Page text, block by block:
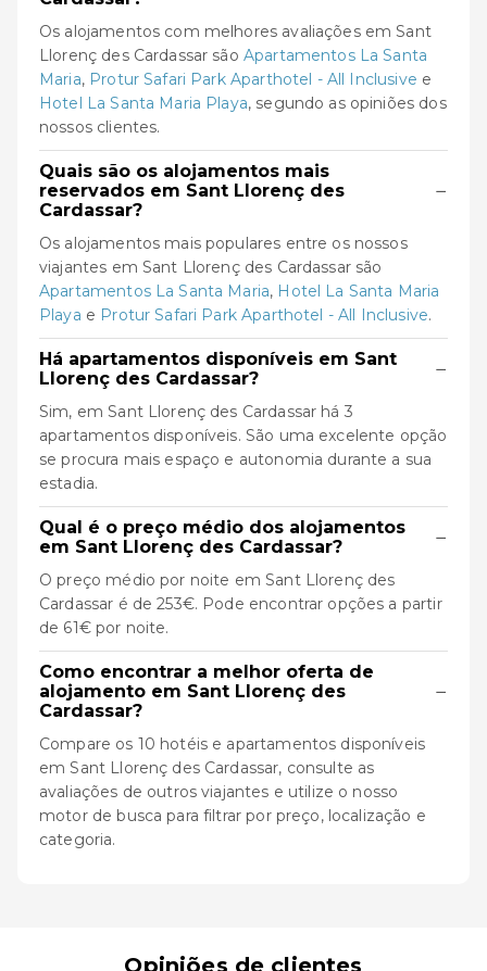
Os alojamentos com melhores avaliações em Sant
Llorenç des Cardassar são Apartamentos La Santa
Maria, Protur Safari Park Aparthotel - All Inclusive e
Hotel La Santa Maria Playa, segundo as opiniões dos
nossos clientes.
Quais são os alojamentos mais
reservados em Sant Llorenç des
Cardassar?
−
Os alojamentos mais populares entre os nossos
viajantes em Sant Llorenç des Cardassar são
Apartamentos La Santa Maria, Hotel La Santa Maria
Playa e Protur Safari Park Aparthotel - All Inclusive.
Há apartamentos disponíveis em Sant
Llorenç des Cardassar?
−
Sim, em Sant Llorenç des Cardassar há 3
apartamentos disponíveis. São uma excelente opção
se procura mais espaço e autonomia durante a sua
estadia.
Qual é o preço médio dos alojamentos
em Sant Llorenç des Cardassar?
−
O preço médio por noite em Sant Llorenç des
Cardassar é de 253€. Pode encontrar opções a partir
de 61€ por noite.
Como encontrar a melhor oferta de
alojamento em Sant Llorenç des
Cardassar?
−
Compare os 10 hotéis e apartamentos disponíveis
em Sant Llorenç des Cardassar, consulte as
avaliações de outros viajantes e utilize o nosso
motor de busca para filtrar por preço, localização e
categoria.
Opiniões de clientes